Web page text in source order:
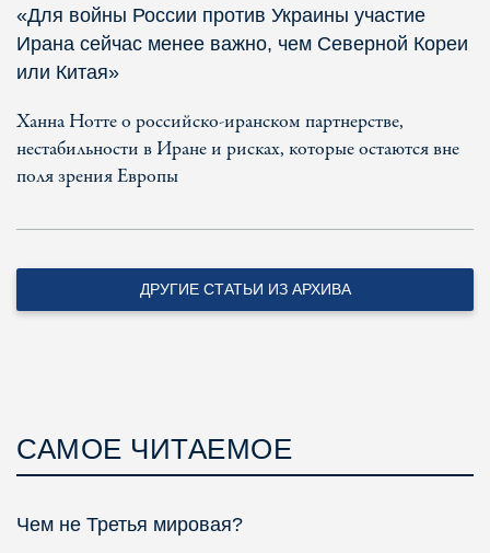
«Для войны России против Украины участие
Ирана сейчас менее важно, чем Северной Кореи
или Китая»
Ханна Нотте о российско-иранском партнерстве,
нестабильности в Иране и рисках, которые остаются вне
поля зрения Европы
ДРУГИЕ СТАТЬИ ИЗ АРХИВА
САМОЕ ЧИТАЕМОЕ
Чем не Третья мировая?